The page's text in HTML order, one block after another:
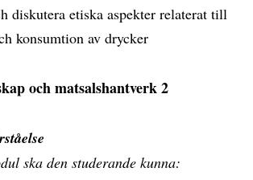
diskutera etiska aspekter relaterat till
konsumtion av drycker
och matsalshantverk 2
ska den studerande kunna: